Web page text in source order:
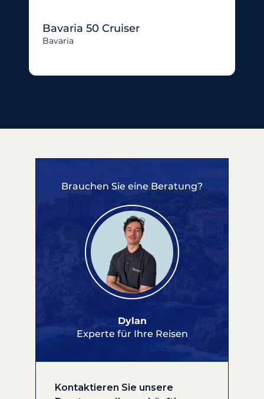
Bavaria 50 Cruiser
Bavaria
Brauchen Sie eine Beratung?
Dylan
Experte für Ihre Reisen
Kontaktieren Sie unsere